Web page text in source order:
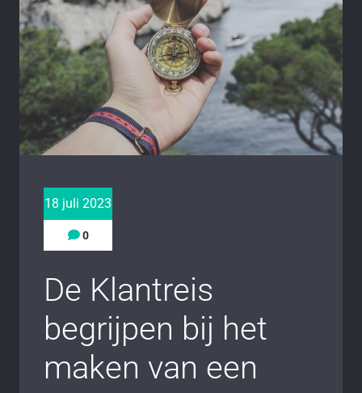
18 juli 2023
0
De Klantreis
begrijpen bij het
maken van een